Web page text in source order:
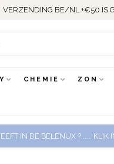
VERZENDING BE/NL +€50 IS
CHEMIE ZON
IN DE BELENUX ? .....